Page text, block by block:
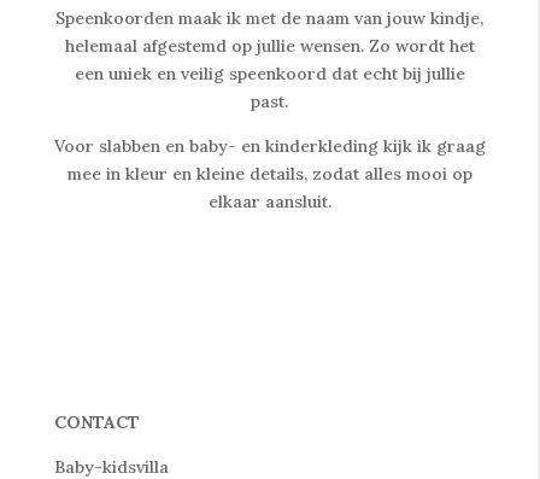
Speenkoorden maak ik met de naam van jouw kindje,
helemaal afgestemd op jullie wensen. Zo wordt het
een uniek en veilig speenkoord dat echt bij jullie
past.
Voor slabben en baby- en kinderkleding kijk ik graag
mee in kleur en kleine details, zodat alles mooi op
elkaar aansluit.
CONTACT
Baby-kidsvilla